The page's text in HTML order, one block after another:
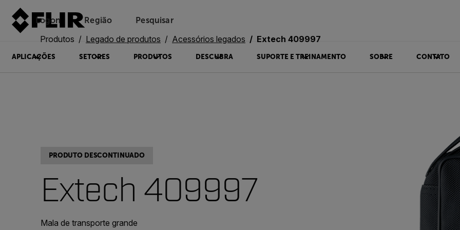
Logon Região Pesquisar
APLICAÇÕES SETORES PRODUTOS DESCUBRA SUPORTE E TREINAMENTO SOBRE CONTATO
Produtos Legado de produtos Acessórios legados Extech 409997
PRODUTO DESCONTINUADO
Extech 409997
Mala de transporte grande